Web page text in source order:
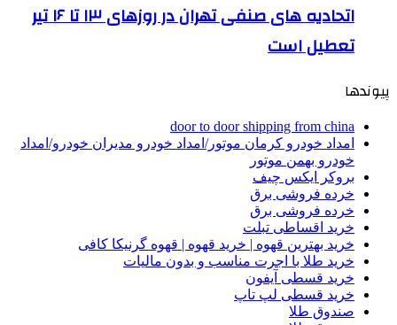
اتحادیه های صنفی تهران در روزهای ۱۳ تا ۱۶ تیر
تعطیل است
پیوندها
door to door shipping from china
امداد خودرو کرمان موتور/امداد خودرو مدیران خودرو/امداد
خودرو بهمن موتور
بروکر ایکس چیف
خرده فروشی برق
خرده فروشی برق
خرید اقساطی تبلت
خرید بهترین قهوه | خرید قهوه | قهوه گرنیکا کافی
خرید طلا با اجرت مناسب و بدون مالیات
خرید قسطی آیفون
خرید قسطی لپ تاپ
صندوق طلا